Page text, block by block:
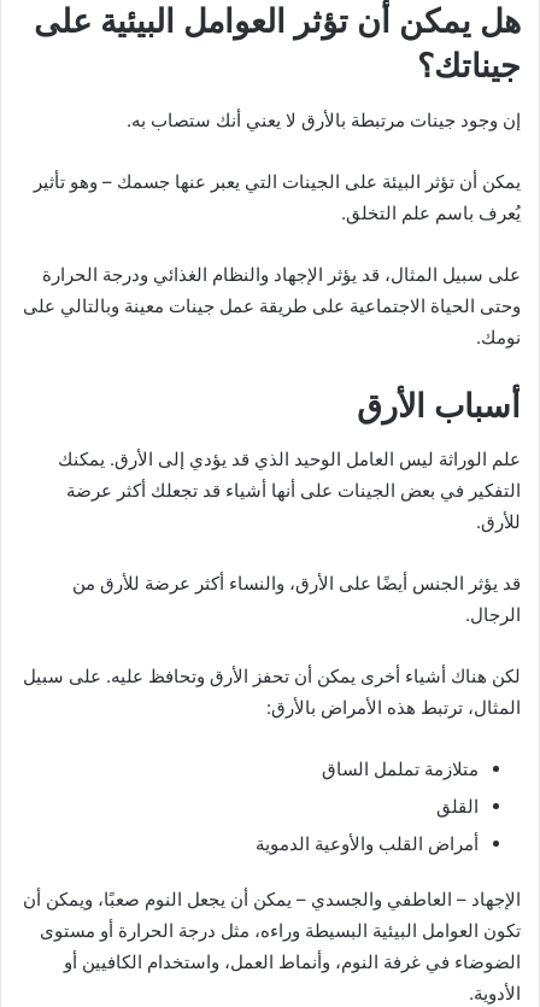
هل يمكن أن تؤثر العوامل البيئية على
جيناتك؟
إن وجود جينات مرتبطة بالأرق لا يعني أنك ستصاب به.
يمكن أن تؤثر البيئة على الجينات التي يعبر عنها جسمك – وهو تأثير
يُعرف باسم علم التخلق.
على سبيل المثال، قد يؤثر الإجهاد والنظام الغذائي ودرجة الحرارة
وحتى الحياة الاجتماعية على طريقة عمل جينات معينة وبالتالي على
نومك.
أسباب الأرق
علم الوراثة ليس العامل الوحيد الذي قد يؤدي إلى الأرق. يمكنك
التفكير في بعض الجينات على أنها أشياء قد تجعلك أكثر عرضة
للأرق.
قد يؤثر الجنس أيضًا على الأرق، والنساء أكثر عرضة للأرق من
الرجال.
لكن هناك أشياء أخرى يمكن أن تحفز الأرق وتحافظ عليه. على سبيل
المثال، ترتبط هذه الأمراض بالأرق:
متلازمة تململ الساق
القلق
أمراض القلب والأوعية الدموية
الإجهاد – العاطفي والجسدي – يمكن أن يجعل النوم صعبًا، ويمكن أن
تكون العوامل البيئية البسيطة وراءه، مثل درجة الحرارة أو مستوى
الضوضاء في غرفة النوم، وأنماط العمل، واستخدام الكافيين أو
الأدوية.